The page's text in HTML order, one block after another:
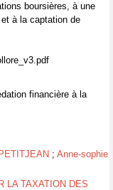
boursières, à une
à la captation de
financière à la
; Anne-sophie
LA TAXATION DES